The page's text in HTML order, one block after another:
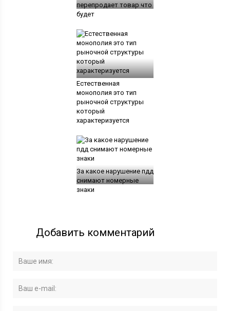
перепродает товар что
будет
Естественная
монополия это тип
рыночной структуры
который
характеризуется
За какое нарушение пдд
снимают номерные
знаки
Добавить комментарий